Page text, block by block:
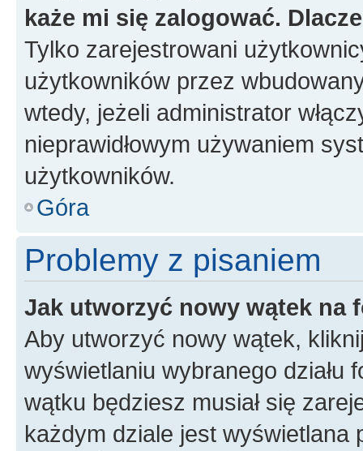
każe mi się zalogować.
Tylko zarejestrowani
użytkowników przez
wtedy, jeżeli administrator
nieprawidłowym używaniem
użytkowników.
Góra
Problemy z pisaniem
Jak utworzyć nowy wątek na
Aby utworzyć nowy wątek,
wyświetlaniu wybranego działu
wątku będziesz musiał się
każdym dziale jest wyświetlana